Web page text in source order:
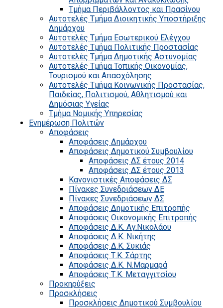
Τμήμα Περιβάλλοντος και Πρασίνου
Αυτοτελές Τμήμα Διοικητικής Υποστήριξης
Δημάρχου
Αυτοτελές Τμήμα Εσωτερικού Ελέγχου
Αυτοτελές Τμήμα Πολιτικής Προστασίας
Αυτοτελές Τμήμα Δημοτικής Αστυνομίας
Αυτοτελές Τμήμα Τοπικής Οικονομίας,
Τουρισμού και Απασχόλησης
Αυτοτελές Τμήμα Κοινωνικής Προστασίας,
Παιδείας, Πολιτισμού, Αθλητισμού και
Δημόσιας Υγείας
Τμήμα Νομικής Υπηρεσίας
Ενημέρωση Πολιτών
Αποφάσεις
Αποφάσεις Δημάρχου
Αποφάσεις Δημοτικού Συμβουλίου
Αποφάσεις ΔΣ έτους 2014
Αποφάσεις ΔΣ έτους 2013
Κανονιστικές Αποφάσεις ΔΣ
Πίνακες Συνεδριάσεων ΔΕ
Πίνακες Συνεδριάσεων ΔΣ
Αποφάσεις Δημοτικής Επιτροπής
Αποφάσεις Οικονομικής Επιτροπής
Αποφάσεις Δ.Κ. Αγ.Νικολάου
Αποφάσεις Δ.Κ. Νικήτης
Αποφάσεις Δ.Κ. Συκιάς
Αποφάσεις Τ.Κ. Σάρτης
Αποφάσεις Δ.Κ. Ν.Μαρμαρά
Αποφάσεις Τ.Κ. Μεταγγιτσίου
Προκηρύξεις
Προσκλήσεις
Προσκλήσεις Δημοτικού Συμβουλίου